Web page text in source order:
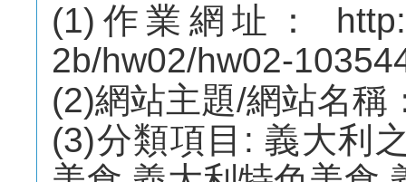
(1)作業網址：
2b/hw02/hw02-
(2)網站主題/網站名稱
(3)分類項目: 義大利